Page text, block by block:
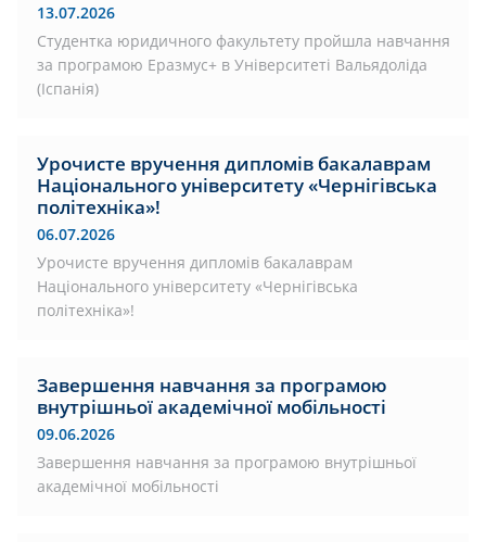
13.07.2026
Студентка юридичного факультету пройшла навчання
за програмою Еразмус+ в Університеті Вальядоліда
(Іспанія)
Урочисте вручення дипломів бакалаврам
Національного університету «Чернігівська
політехніка»!
06.07.2026
Урочисте вручення дипломів бакалаврам
Національного університету «Чернігівська
політехніка»!
Завершення навчання за програмою
внутрішньої академічної мобільності
09.06.2026
Завершення навчання за програмою внутрішньої
академічної мобільності